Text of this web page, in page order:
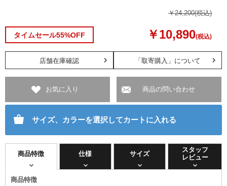
￥24,200(税込)
タイムセール55%OFF ￥10,890(税込)
「取寄購入」について
店舗在庫確認
お気に入り 商品の問い合わせ
サイズ、カラーを選択してカートに入れる
商品特徴 仕様 サイズ
スタッフ
レビュー
商品特徴